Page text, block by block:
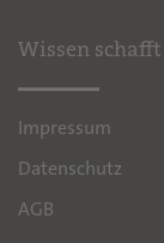
Wissen
Impressum
Datenschutz
AGB